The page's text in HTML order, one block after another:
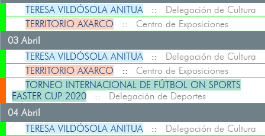
TERESA VILDÓSOLA ANITUA :: Delegación de Cultura
TERRITORIO AXARCO :: Centro de Exposiciones
03 Abril
TERESA VILDÓSOLA ANITUA :: Delegación de Cultura
TERRITORIO AXARCO :: Centro de Exposiciones
TORNEO INTERNACIONAL DE FÚTBOL ON SPORTS
EASTER CUP 2020 :: Delegación de Deportes
04 Abril
TERESA VILDÓSOLA ANITUA :: Delegación de Cultura